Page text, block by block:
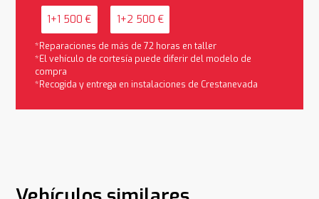
1+1 500 € 1+2 500 €
*Reparaciones de más de 72 horas en taller
*El vehículo de cortesía puede diferir del modelo de
compra
*Recogida y entrega en instalaciones de Crestanevada